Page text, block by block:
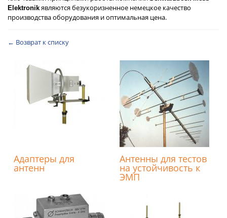
Elektronik являются безукоризненное немецкое качество
производства оборудования и оптимальная цена.
← Возврат к списку
Адаптеры для
антенн
Антенны для тестов
на устойчивость к
ЭМП